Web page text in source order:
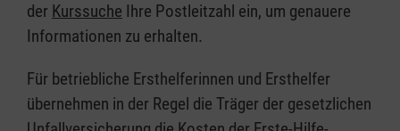
der Kurssuche Ihre Postleitzahl ein, um genauere
Informationen zu erhalten.
Für betriebliche Ersthelferinnen und Ersthelfer
übernehmen in der Regel die Träger der gesetzlichen